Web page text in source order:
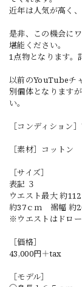
近年は人気が高く
是非、この機会に
堪能ください。
1点物となります。
以前のYouTubeチ
別個体となります
い。
［コンディション
［素材］コットン
［サイズ］
表記 ３
ウエスト最大 約
約37ｃｍ 裾幅 約
※ウエストはドロー
［価格］
43,000円＋tax
［モデル］